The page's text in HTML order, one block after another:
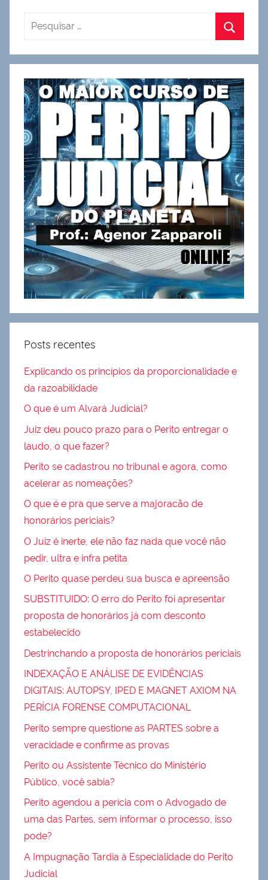
Posts recentes
Explicando os princípios da proporcionalidade e
da razoabilidade
O que é um Alvará Judicial?
Juiz deu pouco prazo para o Perito entregar o
laudo, o que fazer?
Perito se cadastrou no tribunal e agora, como
acelerar as nomeações?
O que é e pra que serve a majoracão de
honorários periciais?
O Juiz é inerte, ele não faz nada que você não
pedir, ultra e infra petita
O Perito quase perdeu sua busca e apreensão
SUBSTITUIDO: O erro do Perito foi apresentar
proposta de honorários já com desconto
estabelecido
Destrinchando a proposta de honorários periciais
INDEXAÇÃO E ANÁLISE DE EVIDÊNCIAS
DIGITAIS: AUTOPSY, IPED E MAGNET AXIOM NA
PERÍCIA FORENSE COMPUTACIONAL
Perito sempre questione as PARTES sobre a
veracidade e confirme as provas
Perito ou Assistente Técnico do Ministério
Público, você sabia?
Perito agendou a perícia com o Advogado de
uma das Partes, sem informar o processo, isso
pode?
A Impugnação Tardia à Especialidade do Perito
Judicial